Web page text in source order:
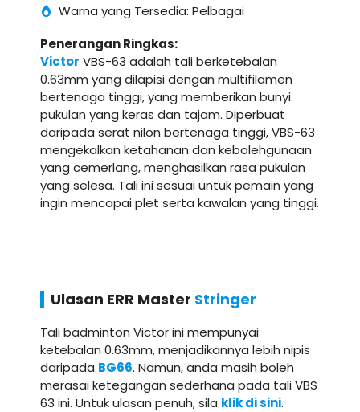
Warna yang Tersedia: Pelbagai
Penerangan Ringkas:
Victor VBS-63 adalah tali berketebalan
0.63mm yang dilapisi dengan multifilamen
bertenaga tinggi, yang memberikan bunyi
pukulan yang keras dan tajam. Diperbuat
daripada serat nilon bertenaga tinggi, VBS-63
mengekalkan ketahanan dan kebolehgunaan
yang cemerlang, menghasilkan rasa pukulan
yang selesa. Tali ini sesuai untuk pemain yang
ingin mencapai plet serta kawalan yang tinggi.
Ulasan ERR Master Stringer
Tali badminton Victor ini mempunyai
ketebalan 0.63mm, menjadikannya lebih nipis
daripada BG66. Namun, anda masih boleh
merasai ketegangan sederhana pada tali VBS
63 ini. Untuk ulasan penuh, sila klik di sini.